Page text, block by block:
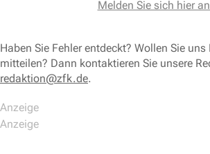
Melden Sie sich hier
Haben Sie Fehler entdeckt? Wollen Sie
mitteilen? Dann kontaktieren Sie unsere
redaktion@zfk.de.